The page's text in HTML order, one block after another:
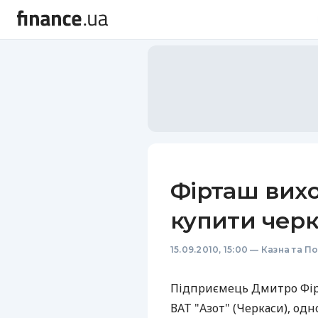
Фірташ
купити
15.09.2010, 15:00 — Казна та
Підприємець Дмитро
ВАТ "Азот" (Черкаси),